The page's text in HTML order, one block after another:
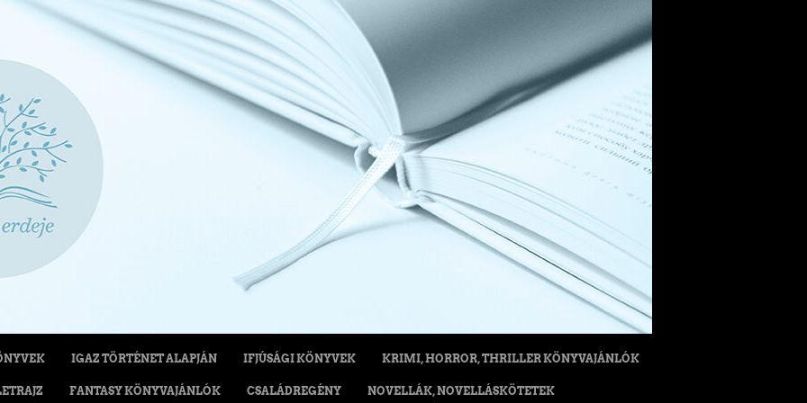
IGAZ TÖRTÉNET ALAPJÁN IFJÚSÁGI KÖNYVEK KRIMI, HORROR, THRILLER KÖNYVAJÁNLÓK
FANTASY KÖNYVAJÁNLÓK CSALÁDREGÉNY NOVELLÁK, NOVELLÁSKÖTETEK